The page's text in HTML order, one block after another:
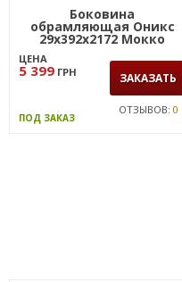
Боковина
обрамляющая Оникс
29х392х2172 Мокко
ЦЕНА
5 399 ГРН ЗАКАЗАТЬ
ПОД ЗАКАЗ
ОТЗЫВОВ: 0